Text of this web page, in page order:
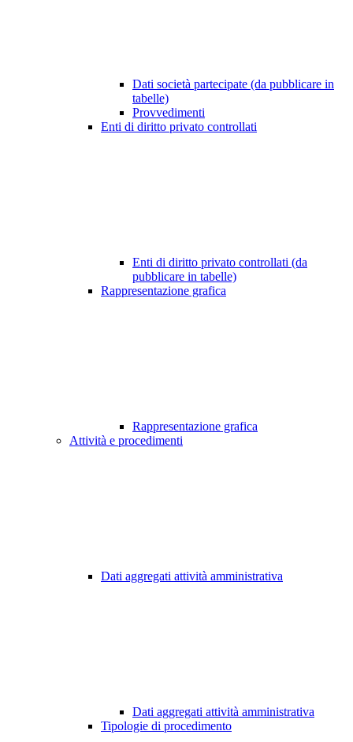
Dati società partecipate (da pubblicare in
tabelle)
Provvedimenti
Enti di diritto privato controllati
Enti di diritto privato controllati (da
pubblicare in tabelle)
Rappresentazione grafica
Rappresentazione grafica
Attività e procedimenti
Dati aggregati attività amministrativa
Dati aggregati attività amministrativa
Tipologie di procedimento